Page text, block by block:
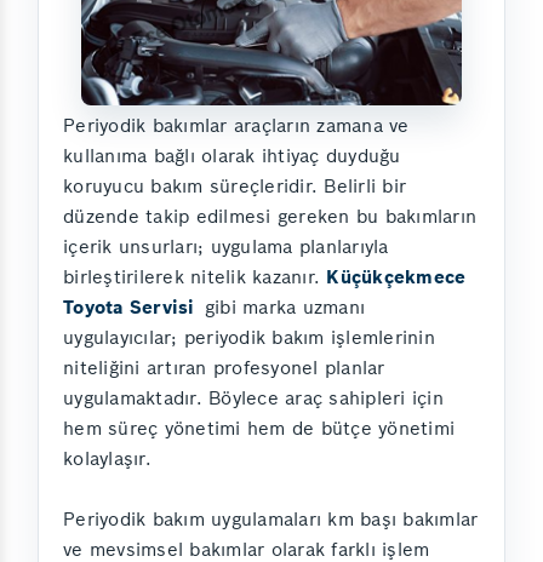
Periyodik bakımlar araçların zamana ve
kullanıma bağlı olarak ihtiyaç duyduğu
koruyucu bakım süreçleridir. Belirli bir
düzende takip edilmesi gereken bu bakımların
içerik unsurları; uygulama planlarıyla
birleştirilerek nitelik kazanır. Küçükçekmece
Toyota Servisi gibi marka uzmanı
uygulayıcılar; periyodik bakım işlemlerinin
niteliğini artıran profesyonel planlar
uygulamaktadır. Böylece araç sahipleri için
hem süreç yönetimi hem de bütçe yönetimi
kolaylaşır.
Periyodik bakım uygulamaları km başı bakımlar
ve mevsimsel bakımlar olarak farklı işlem